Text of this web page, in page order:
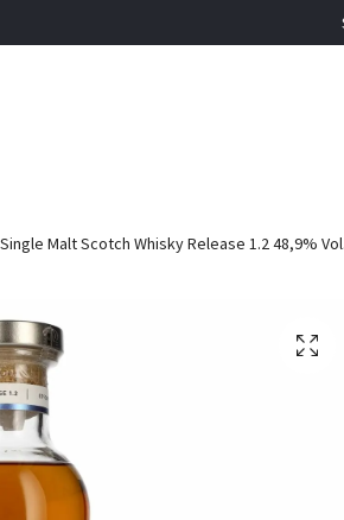
Single Malt Scotch Whisky Release 1.2 48,9%